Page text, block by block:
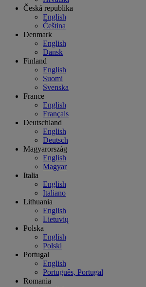
Česká republika
English
Čeština
Denmark
English
Dansk
Finland
English
Suomi
Svenska
France
English
Français
Deutschland
English
Deutsch
Magyarország
English
Magyar
Italia
English
Italiano
Lithuania
English
Lietuvių
Polska
English
Polski
Portugal
English
Português, Portugal
Romania